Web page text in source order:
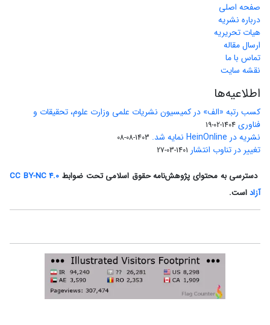
صفحه اصلی
درباره نشریه
هیات تحریریه
ارسال مقاله
تماس با ما
نقشه سایت
اطلاعیه‌ها
کسب رتبه «الف» در کمیسیون نشریات علمی وزارت علوم، تحقیقات و
فناوری 1404-02-19
نشریه در HeinOnline نمایه شد. 1403-08-08
تغییر در تناوب انتشار 1401-03-27
دسترسی به محتوای پژوهش‌نامه حقوق اسلامی تحت ضوابط CC BY-NC 4.0
آزاداست.